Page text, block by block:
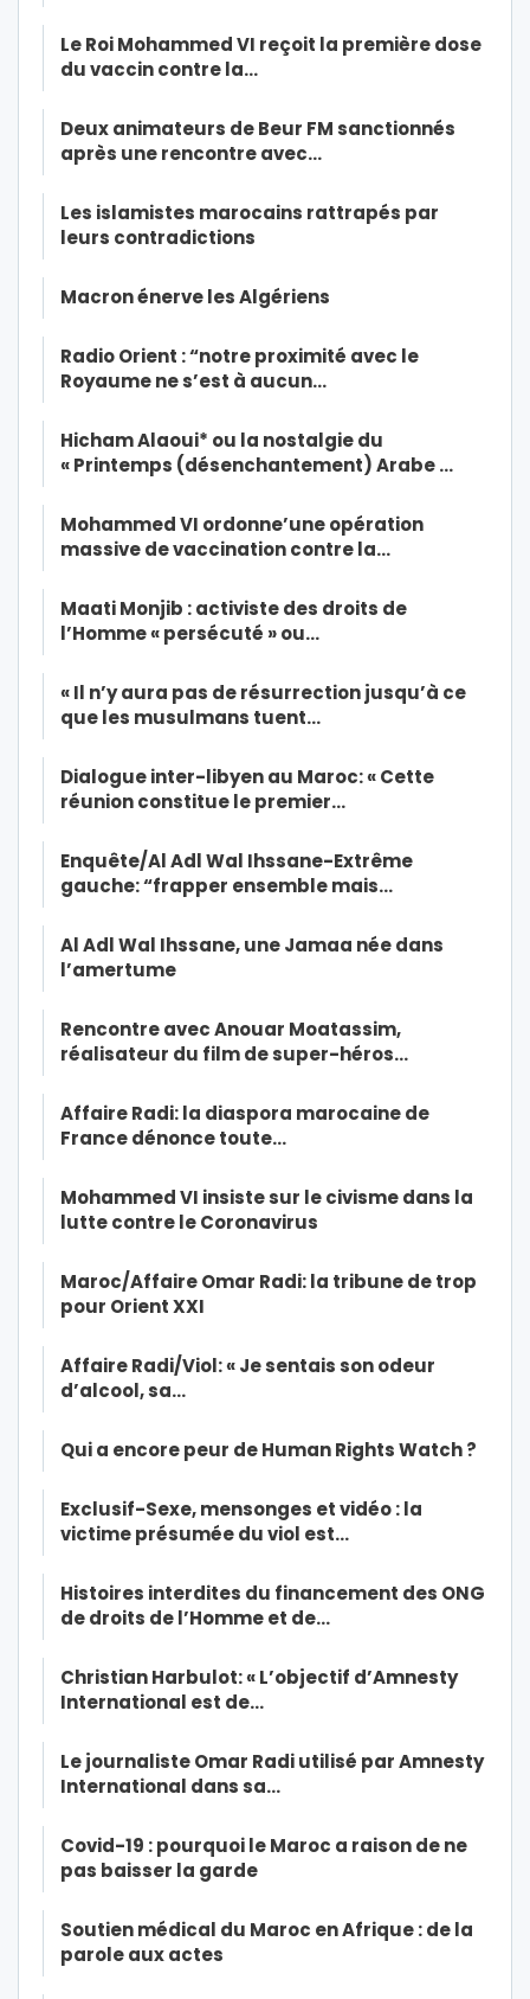
Le Roi Mohammed VI reçoit la première dose
du vaccin contre la…
Deux animateurs de Beur FM sanctionnés
après une rencontre avec…
Les islamistes marocains rattrapés par
leurs contradictions
Macron énerve les Algériens
Radio Orient : “notre proximité avec le
Royaume ne s’est à aucun…
Hicham Alaoui* ou la nostalgie du
« Printemps (désenchantement) Arabe …
Mohammed VI ordonne’une opération
massive de vaccination contre la…
Maati Monjib : activiste des droits de
l’Homme « persécuté » ou…
« Il n’y aura pas de résurrection jusqu’à ce
que les musulmans tuent…
Dialogue inter-libyen au Maroc: « Cette
réunion constitue le premier…
Enquête/Al Adl Wal Ihssane-Extrême
gauche: “frapper ensemble mais…
Al Adl Wal Ihssane, une Jamaa née dans
l’amertume
Rencontre avec Anouar Moatassim,
réalisateur du film de super-héros…
Affaire Radi: la diaspora marocaine de
France dénonce toute…
Mohammed VI insiste sur le civisme dans la
lutte contre le Coronavirus
Maroc/Affaire Omar Radi: la tribune de trop
pour Orient XXI
Affaire Radi/Viol: « Je sentais son odeur
d’alcool, sa…
Qui a encore peur de Human Rights Watch ?
Exclusif-Sexe, mensonges et vidéo : la
victime présumée du viol est…
Histoires interdites du financement des ONG
de droits de l’Homme et de…
Christian Harbulot: « L’objectif d’Amnesty
International est de…
Le journaliste Omar Radi utilisé par Amnesty
International dans sa…
Covid-19 : pourquoi le Maroc a raison de ne
pas baisser la garde
Soutien médical du Maroc en Afrique : de la
parole aux actes